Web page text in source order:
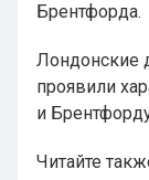
Брентфорда.
Лондонские
проявили
и
Читайте